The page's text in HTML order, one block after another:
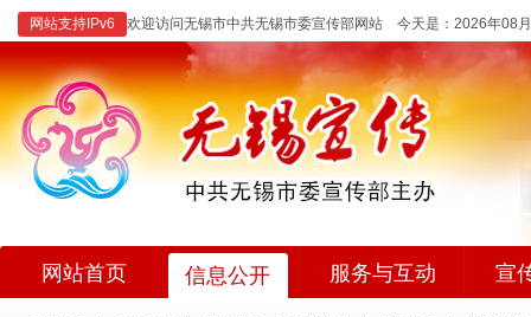
网站支持IPv6 欢迎访问无锡市中共无锡市委宣传部网站 今天是： 2026年08
网站首页 信息公开 服务与互动 宣